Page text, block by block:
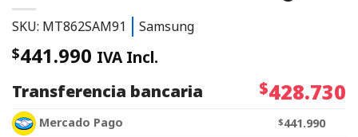
SKU: MT862SAM91 Samsung
$441.990 IVA Incl.
Transferencia bancaria
$428.730
Mercado Pago $441.990